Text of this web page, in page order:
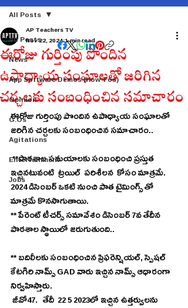
All Posts
News
App Software Demos (How Tos)
Opinion
G.Os
Agitations
Entertainment
Jobs
All Posts
ఈరోజు గుర్తింపు పొందిన
ఉపాధ్యాయ సంఘాలతో జరిగిన
చర్చలకు సంబంధించిన సమాచారం
AP Teachers TV
Nov 22, 2024 1 min read
ఈరోజు గుర్తింపు పొందిన ఉపాధ్యాయ సంఘాలతో
జరిగిన చర్చలకు సంబంధించిన సమాచారం..
**పాఠశాల సమయాలకు సంబంధించి ప్రస్తుత
ఇచ్చినటువంటి  ట్రయిల్  పరిశీలన  కోసం మాత్రమే.
2024 డిసెంబర్ ఒకటి నుంచి పాత టైమింగ్స్ తో
మాత్రమే కొనసాగుతాయి.
** పేరెంట్ టీచర్స్ సమావేశం డిసెంబర్ 7వ తేదీన
పాఠశాల స్థాయిలో జరుగుతుంది..
** బదిలీలకు సంబంధించిన ప్రిఫరెన్షియల్, స్పెషల్
కేటగిరి నామ్స్ GAD వారు ఇచ్చిన నామ్స్ ఆధారంగా
నిర్వహిస్తారు.